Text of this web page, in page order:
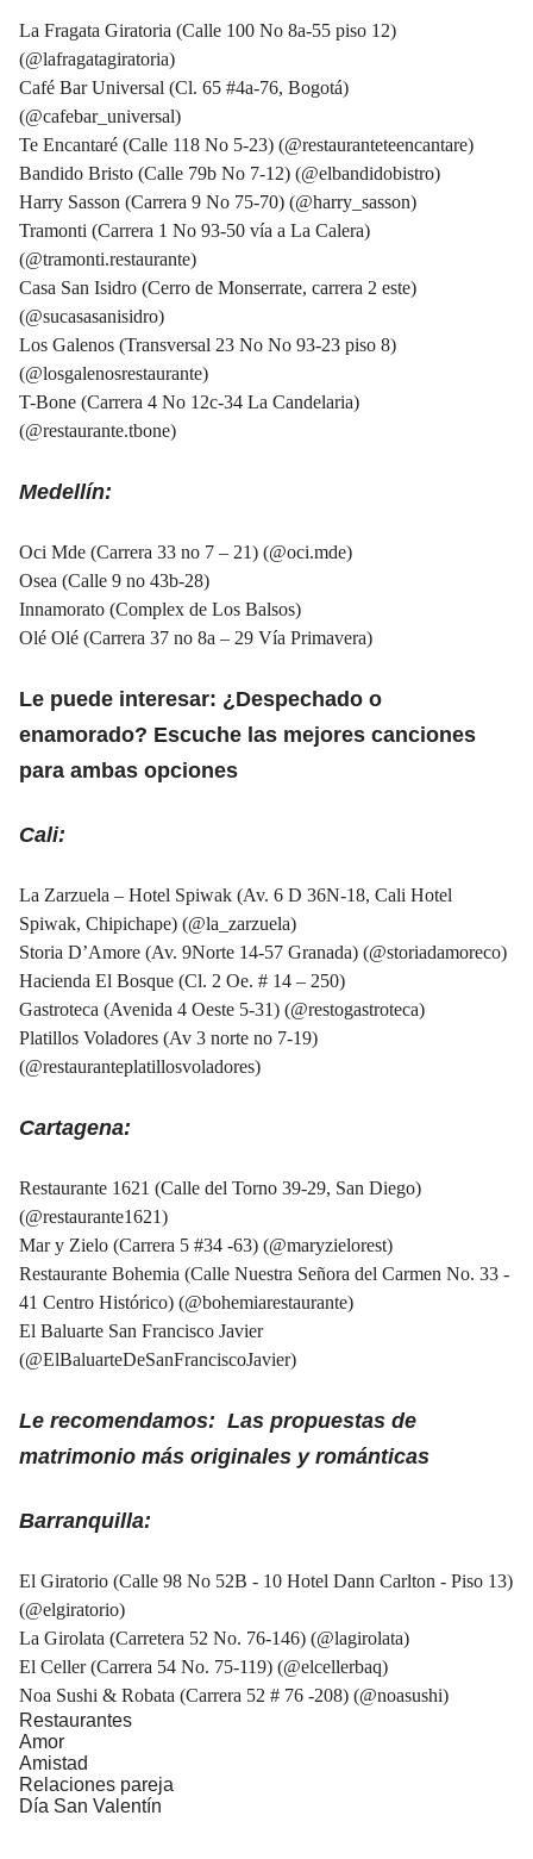
La Fragata Giratoria (Calle 100 No 8a-55 piso 12)
(@lafragatagiratoria)
Café Bar Universal (Cl. 65 #4a-76, Bogotá)
(@cafebar_universal)
Te Encantaré (Calle 118 No 5-23) (@restauranteteencantare)
Bandido Bristo (Calle 79b No 7-12) (@elbandidobistro)
Harry Sasson (Carrera 9 No 75-70) (@harry_sasson)
Tramonti (Carrera 1 No 93-50 vía a La Calera)
(@tramonti.restaurante)
Casa San Isidro (Cerro de Monserrate, carrera 2 este)
(@sucasasanisidro)
Los Galenos (Transversal 23 No No 93-23 piso 8)
(@losgalenosrestaurante)
T-Bone (Carrera 4 No 12c-34 La Candelaria)
(@restaurante.tbone)
Medellín:
Oci Mde (Carrera 33 no 7 – 21) (@oci.mde)
Osea (Calle 9 no 43b-28)
Innamorato (Complex de Los Balsos)
Olé Olé (Carrera 37 no 8a – 29 Vía Primavera)
Le puede interesar: ¿Despechado o
enamorado? Escuche las mejores canciones
para ambas opciones
Cali:
La Zarzuela – Hotel Spiwak (Av. 6 D 36N-18, Cali Hotel
Spiwak, Chipichape) (@la_zarzuela)
Storia D’Amore (Av. 9Norte 14-57 Granada) (@storiadamoreco)
Hacienda El Bosque (Cl. 2 Oe. # 14 – 250)
Gastroteca (Avenida 4 Oeste 5-31) (@restogastroteca)
Platillos Voladores (Av 3 norte no 7-19)
(@restauranteplatillosvoladores)
Cartagena:
Restaurante 1621 (Calle del Torno 39-29, San Diego)
(@restaurante1621)
Mar y Zielo (Carrera 5 #34 -63) (@maryzielorest)
Restaurante Bohemia (Calle Nuestra Señora del Carmen No. 33 -
41 Centro Histórico) (@bohemiarestaurante)
El Baluarte San Francisco Javier
(@ElBaluarteDeSanFranciscoJavier)
Le recomendamos: Las propuestas de
matrimonio más originales y románticas
Barranquilla:
El Giratorio (Calle 98 No 52B - 10 Hotel Dann Carlton - Piso 13)
(@elgiratorio)
La Girolata (Carretera 52 No. 76-146) (@lagirolata)
El Celler (Carrera 54 No. 75-119) (@elcellerbaq)
Noa Sushi & Robata (Carrera 52 # 76 -208) (@noasushi)
Restaurantes
Amor
Amistad
Relaciones pareja
Día San Valentín